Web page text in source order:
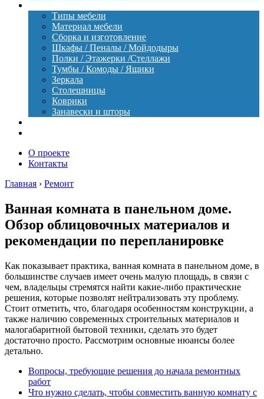
Типы мебели
Материал мебели
Сборка и изготовление
Шкафы / Пеналы / Мойдодыры
Полки / Этажерки /Стеллажи
Тумбы / Комоды / Ящики
Зеркала
Столешницы
Коврики
Занавески и шторы
О проекте
Контакты
Главная › Ремонт
Ванная комната в панельном доме.
Обзор облицовочных материалов и
рекомендации по перепланировке
Как показывает практика, ванная комната в панельном доме, в
большинстве случаев имеет очень малую площадь, в связи с
чем, владельцы стремятся найти какие-либо практические
решения, которые позволят нейтрализовать эту проблему.
Стоит отметить, что, благодаря особенностям конструкции, а
также наличию современных строительных материалов и
малогабаритной бытовой техники, сделать это будет
достаточно просто. Рассмотрим основные нюансы более
детально.
Вопросы, требующие решения до начала ремонтных
работ
Что нужно сделать, чтобы совместить ванную комнату с